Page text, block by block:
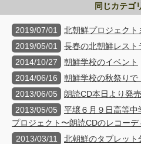
同じカテゴ
2019/07/01
北朝鮮プロジェクト
2019/05/01
長春の北朝鮮レスト
2014/10/27
朝鮮学校のイベント
2014/06/16
朝鮮学校の秋祭りで
2013/06/05
朗読CD本日より発
2013/05/05
平壌６月９日高等中
プロジェクト〜朗読CDのレコーデ
2013/03/11
北朝鮮のタブレット